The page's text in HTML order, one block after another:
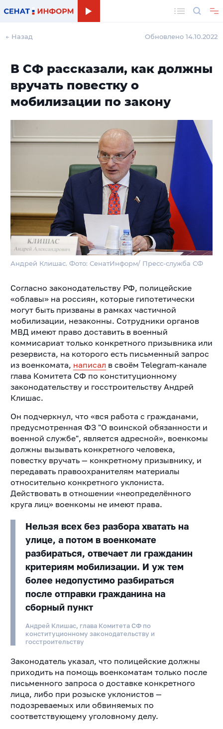
← Назад Обновлено 14.10.2022
В СФ рассказали, как должны
вручать повестку о
мобилизации по закону
Андрей Клишас. Фото: СенатИнформ/ Пресс-служба СФ
Согласно законодательству РФ, полицейские
«облавы» на россиян, которые гипотетически
могут быть призваны в рамках частичной
мобилизации, незаконны. Сотрудники органов
МВД имеют право доставить в военный
коммисариат только конкретного призывника или
резервиста, на которого есть письменный запрос
из военкомата, написал в своём Telegram-канале
глава Комитета СФ по конституционному
законодательству и госстроительству Андрей
Клишас.
Он подчеркнул, что «вся работа с гражданами,
предусмотренная ФЗ "О воинской обязанности и
военной службе", является адресной», военкомы
должны вызывать конкретного человека,
повестку вручать — конкретному призывнику, и
передавать правоохранителям материалы
относительно конкретного уклониста.
Действовать в отношении «неопределённого
круга лиц» военкомы не имеют права.
Нельзя всех без разбора хватать на
улице, а потом в военкомате
разбираться, отвечает ли гражданин
критериям мобилизации. И уж тем
более недопустимо разбираться
после отправки гражданина на
сборный пункт
Андрей Клишас, глава Комитета СФ по
конституционному законодательству и
госстроительству
Законодатель указал, что полицейские должны
приходить на помощь военкоматам только после
письменного запроса о доставке конкретного
лица, либо при розыске уклонистов —
подозреваемых или обвиняемых по
соответствующему уголовному делу.